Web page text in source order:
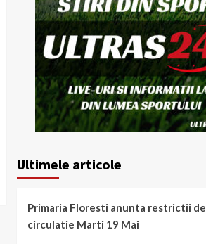
Ultimele articole
Primaria Floresti anunta restrictii de
circulatie Marti 19 Mai